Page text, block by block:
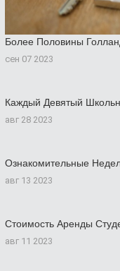
Более Половины
сен 07 2023
Каждый Девятый
авг 28 2023
Ознакомительные
авг 13 2023
Стоимость Аренды
авг 11 2023